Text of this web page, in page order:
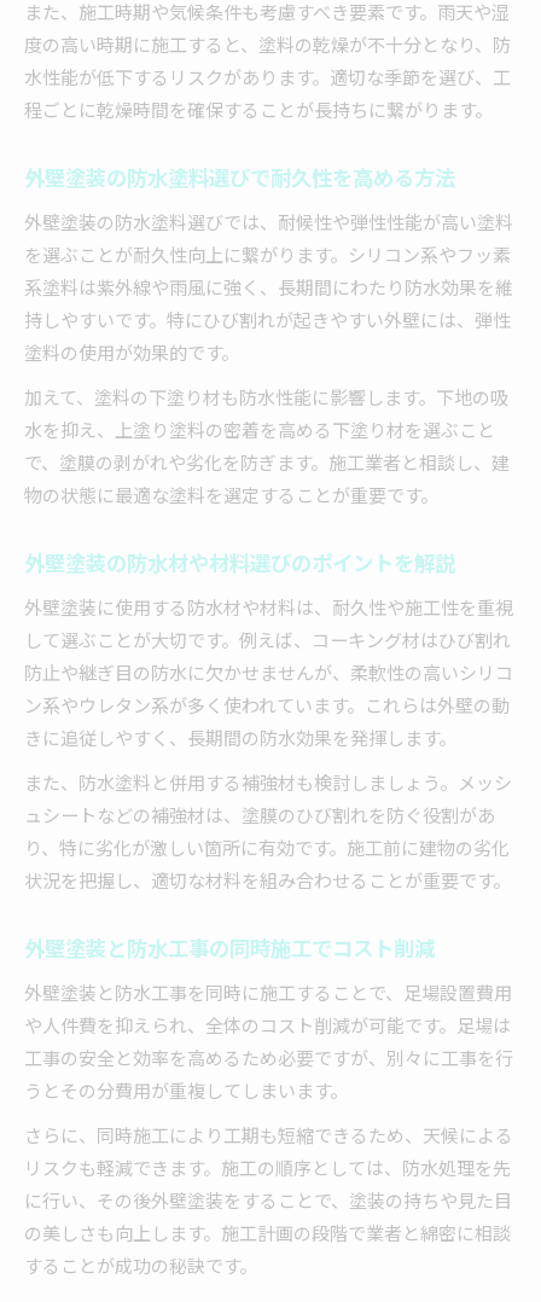
また、施工時期や気候条件も考慮すべき要素です。雨天や湿
度の高い時期に施工すると、塗料の乾燥が不十分となり、防
水性能が低下するリスクがあります。適切な季節を選び、工
程ごとに乾燥時間を確保することが長持ちに繋がります。
外壁塗装の防水塗料選びで耐久性を高める方法
外壁塗装の防水塗料選びでは、耐候性や弾性性能が高い塗料
を選ぶことが耐久性向上に繋がります。シリコン系やフッ素
系塗料は紫外線や雨風に強く、長期間にわたり防水効果を維
持しやすいです。特にひび割れが起きやすい外壁には、弾性
塗料の使用が効果的です。
加えて、塗料の下塗り材も防水性能に影響します。下地の吸
水を抑え、上塗り塗料の密着を高める下塗り材を選ぶこと
で、塗膜の剥がれや劣化を防ぎます。施工業者と相談し、建
物の状態に最適な塗料を選定することが重要です。
外壁塗装の防水材や材料選びのポイントを解説
外壁塗装に使用する防水材や材料は、耐久性や施工性を重視
して選ぶことが大切です。例えば、コーキング材はひび割れ
防止や継ぎ目の防水に欠かせませんが、柔軟性の高いシリコ
ン系やウレタン系が多く使われています。これらは外壁の動
きに追従しやすく、長期間の防水効果を発揮します。
また、防水塗料と併用する補強材も検討しましょう。メッシ
ュシートなどの補強材は、塗膜のひび割れを防ぐ役割があ
り、特に劣化が激しい箇所に有効です。施工前に建物の劣化
状況を把握し、適切な材料を組み合わせることが重要です。
外壁塗装と防水工事の同時施工でコスト削減
外壁塗装と防水工事を同時に施工することで、足場設置費用
や人件費を抑えられ、全体のコスト削減が可能です。足場は
工事の安全と効率を高めるため必要ですが、別々に工事を行
うとその分費用が重複してしまいます。
さらに、同時施工により工期も短縮できるため、天候による
リスクも軽減できます。施工の順序としては、防水処理を先
に行い、その後外壁塗装をすることで、塗装の持ちや見た目
の美しさも向上します。施工計画の段階で業者と綿密に相談
することが成功の秘訣です。